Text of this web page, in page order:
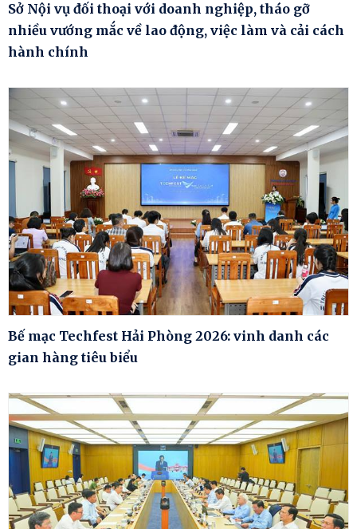
Sở Nội vụ đối thoại với doanh nghiệp, tháo gỡ
nhiều vướng mắc về lao động, việc làm và cải cách
hành chính
Bế mạc Techfest Hải Phòng 2026: vinh danh các
gian hàng tiêu biểu